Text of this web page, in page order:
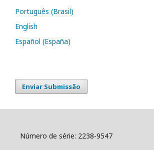
Português (Brasil)
English
Español (España)
Enviar Submissão
Número de série: 2238-9547